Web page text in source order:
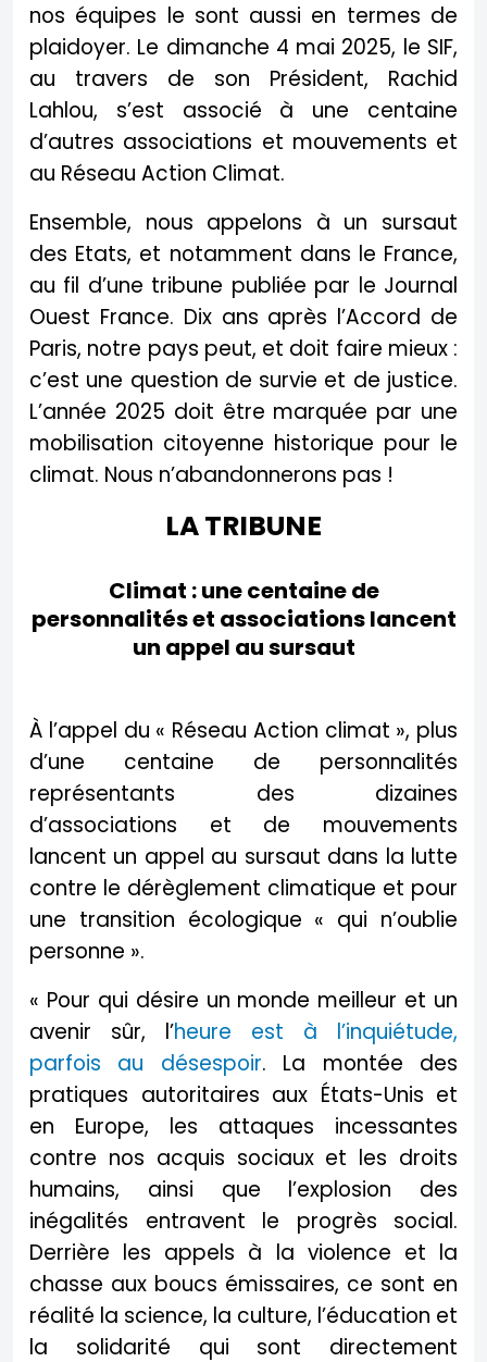
nos équipes le sont aussi en termes de
plaidoyer. Le dimanche 4 mai 2025, le SIF,
au travers de son Président, Rachid
Lahlou, s’est associé à une centaine
d’autres associations et mouvements et
au Réseau Action Climat.
Ensemble, nous appelons à un sursaut
des Etats, et notamment dans le France,
au fil d’une tribune publiée par le Journal
Ouest France. Dix ans après l’Accord de
Paris, notre pays peut, et doit faire mieux :
c’est une question de survie et de justice.
L’année 2025 doit être marquée par une
mobilisation citoyenne historique pour le
climat. Nous n’abandonnerons pas !
LA TRIBUNE
Climat : une centaine de
personnalités et associations lancent
un appel au sursaut
À l’appel du « Réseau Action climat », plus
d’une centaine de personnalités
représentants des dizaines
d’associations et de mouvements
lancent un appel au sursaut dans la lutte
contre le dérèglement climatique et pour
une transition écologique « qui n’oublie
personne ».
« Pour qui désire un monde meilleur et un
avenir sûr, l’heure est à l’inquiétude,
parfois au désespoir. La montée des
pratiques autoritaires aux États-Unis et
en Europe, les attaques incessantes
contre nos acquis sociaux et les droits
humains, ainsi que l’explosion des
inégalités entravent le progrès social.
Derrière les appels à la violence et la
chasse aux boucs émissaires, ce sont en
réalité la science, la culture, l’éducation et
la solidarité qui sont directement